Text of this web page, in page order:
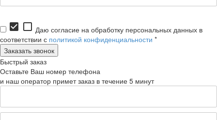
check_box check_box_outline_blank Даю согласие на обработку персональных данных в
соответствии с политикой конфиденциальности *
Быстрый заказ
Оставьте Ваш номер телефона
и наш оператор примет заказ в течение 5 минут